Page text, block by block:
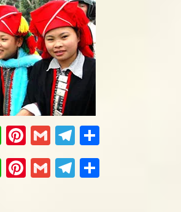
Wh
ats
Ap
Pin
ter
est
Gm
ail
Tel
egr
am
Wh
Pin
Gm
Tel